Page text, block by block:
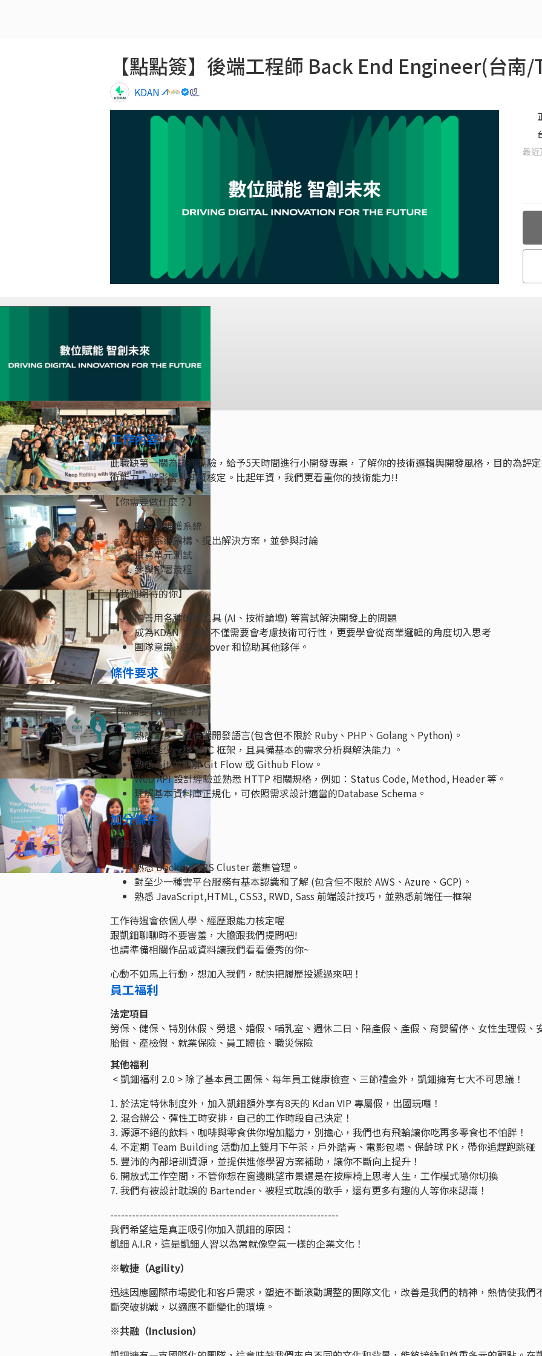
【點點簽】後端工程師 Back End Engineer(台南
KDAN
最
工作內容
此職缺第一關為技術測驗，給予5天時間進行小開發專案，了解你的技術邏輯與開發風格，目的為評
術能力，將影響到薪資核定。比起年資，我們更看重你的技術能力!!
【你需要做什麼？】
開發與維護系統
設計系統架構、提出解決方案，並參與討論
撰寫單元測試
參與部署流程
【我們期待的你】
能善用各種輔助工具 (AI、技術論壇) 等嘗試解決開發上的問題
成為KDAN 工程師不僅需要會考慮技術可行性，更要學會從商業邏輯的角度切入思考
團隊意識，主動 cover 和協助其他夥伴。
條件要求
【你需要具備什麼？】
熟悉至少一種後端開發語言(包含但不限於 Ruby、PHP、Golang、Python)。
熟悉至少一種 MVC 框架，且具備基本的需求分析與解決能力 。
熟悉 Git 並理解 Git Flow 或 Github Flow。
Web API 設計經驗並熟悉 HTTP 相關規格，例如：Status Code, Method, Header 等。
理解基本資料庫正規化，可依照需求設計適當的Database Schema。
加分條件
【加分條件】
熟悉 Docker / K8S Cluster 叢集管理。
對至少一種雲平台服務有基本認識和了解 (包含但不限於 AWS、Azure、GCP)。
熟悉 JavaScript,HTML, CSS3, RWD, Sass 前端設計技巧，並熟悉前端任一框架
工作待遇會依個人學、經歷跟能力核定喔
跟凱鈿聊聊時不要害羞，大膽跟我們提問吧!
也請準備相關作品或資料讓我們看看優秀的你~
心動不如馬上行動，想加入我們，就快把履歷投遞過來吧！
員工福利
法定項目
勞保、健保、特別休假、勞退、婚假、哺乳室、週休二日、陪產假、產假、育嬰留停、女性生理假、
胎假、產檢假、就業保險、員工體檢、職災保險
其他福利
< 凱鈿福利 2.0 > 除了基本員工團保、每年員工健康檢查、三節禮金外，凱鈿擁有七大不可思議！
1. 於法定特休制度外，加入凱鈿額外享有8天的 Kdan VIP 專屬假，出國玩囉！
2. 混合辦公、彈性工時安排，自己的工作時段自己決定！
3. 源源不絕的飲料、咖啡與零食供你增加腦力，別擔心，我們也有飛輪讓你吃再多零食也不怕胖！
4. 不定期 Team Building 活動加上雙月下午茶，戶外踏青、電影包場、保齡球 PK，帶你追趕跑跳碰
5. 豐沛的內部培訓資源，並提供進修學習方案補助，讓你不斷向上提升！
6. 開放式工作空間，不管你想在窗邊眺望市景還是在按摩椅上思考人生，工作模式隨你切換
7. 我們有被設計耽誤的 Bartender、被程式耽誤的歌手，還有更多有趣的人等你來認識！
---------------------------------------------------------------
我們希望這是真正吸引你加入凱鈿的原因：
凱鈿 A.I.R，這是凱鈿人習以為常就像空氣一樣的企業文化！
※敏捷（Agility）
迅速因應國際市場變化和客戶需求，塑造不斷滾動調整的團隊文化，改善是我們的精神，熱情使我們
斷突破挑戰，以適應不斷變化的環境。
※共融（Inclusion）